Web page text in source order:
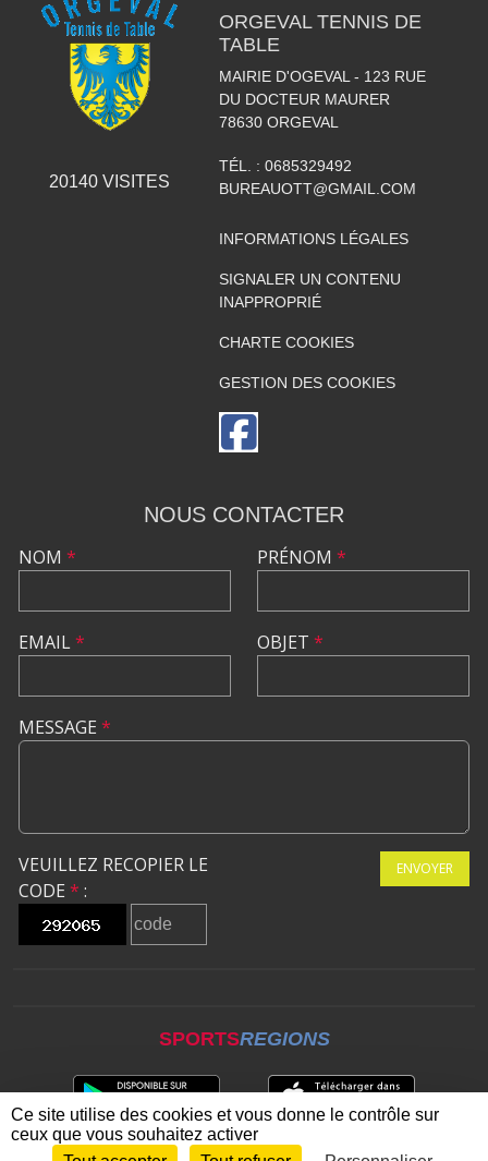
20140VISITES
ORGEVAL TENNIS DE
TABLE
MAIRIE D'OGEVAL - 123 RUE
DU DOCTEUR MAURER
78630 ORGEVAL
TÉL. : 0685329492
BUREAUOTT@GMAIL.COM
INFORMATIONS LÉGALES
SIGNALER UN CONTENU
INAPPROPRIÉ
CHARTE COOKIES
GESTION DES COOKIES
NOUS CONTACTER
NOM *
EMAIL*
PRÉNOM *
OBJET *
MESSAGE *
VEUILLEZ RECOPIER LE
CODE * :
ENVOYER
SPORTSREGIONS
Ce site utilise des cookies et vous donne le contrôle sur
ceux que vous souhaitez activer